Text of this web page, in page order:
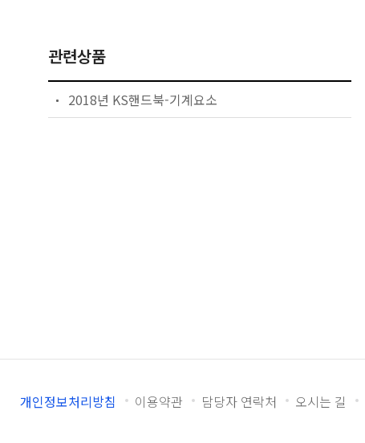
관련상품
2018년 KS핸드북-기계요소
개인정보처리방침 이용약관 담당자 연락처 오시는 길